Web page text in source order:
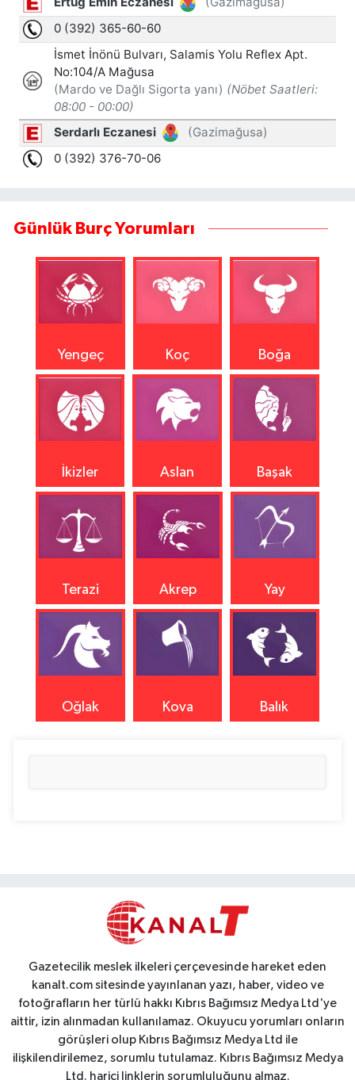
Günlük Burç Yorumları
Yengeç Koç Boğa
İkizler Aslan Başak
Terazi Akrep Yay
Oğlak Kova Balık
Gazetecilik meslek ilkeleri çerçevesinde hareket eden
kanalt.com sitesinde yayınlanan yazı, haber, video ve
fotoğrafların her türlü hakkı Kıbrıs Bağımsız Medya Ltd'ye
aittir, izin alınmadan kullanılamaz. Okuyucu yorumları onların
görüşleri olup Kıbrıs Bağımsız Medya Ltd ile
ilişkilendirilemez, sorumlu tutulamaz. Kıbrıs Bağımsız Medya
Ltd. harici linklerin sorumluluğunu almaz.